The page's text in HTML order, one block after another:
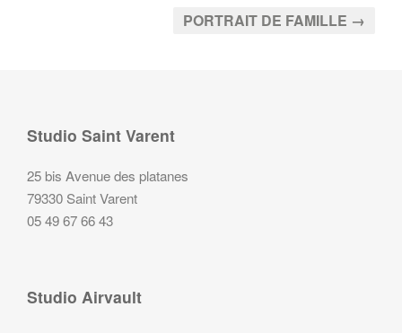
PORTRAIT DE FAMILLE →
Studio Saint Varent
25 bis Avenue des platanes
79330 Saint Varent
05 49 67 66 43
Studio Airvault